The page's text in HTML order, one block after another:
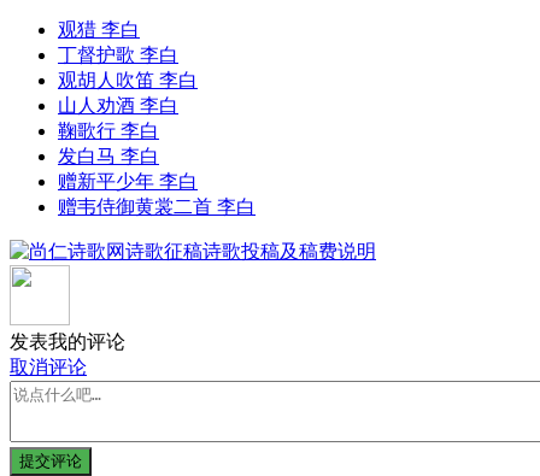
观猎 李白
丁督护歌 李白
观胡人吹笛 李白
山人劝酒 李白
鞠歌行 李白
发白马 李白
赠新平少年 李白
赠韦侍御黄裳二首 李白
发表我的评论
取消评论
提交评论